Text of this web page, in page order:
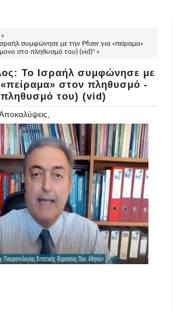
συμφώνησε με την Pfizer για «πείραμα»
στο πληθυσμό του) (vid)" »
Το Ισραήλ συμφώνησε με
στον πληθυσμό -
του) (vid)